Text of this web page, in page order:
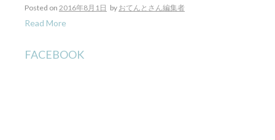
Posted on 2016年8月1日 by おてんとさん編集者
Read More
FACEBOOK